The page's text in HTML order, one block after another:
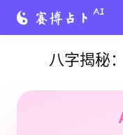
八字揭秘